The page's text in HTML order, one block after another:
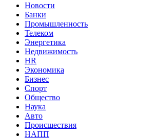
Новости
Банки
Промышленность
Телеком
Энергетика
Недвижимость
HR
Экономика
Бизнес
Спорт
Общество
Наука
Авто
Происшествия
НАПП